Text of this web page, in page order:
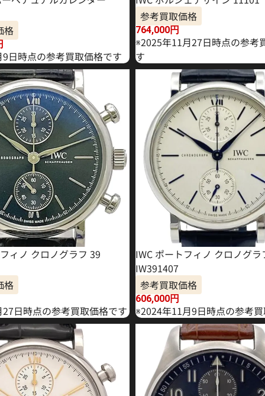
格
日時点の参考買取価格です
参考買取価格
764,000円
※2025年11月27日時点の参考
す
ィノ クロノグラフ 39
格
日時点の参考買取価格です
IWC ポートフィノ クロノグラ
IW391407
参考買取価格
606,000円
※2024年11月9日時点の参考